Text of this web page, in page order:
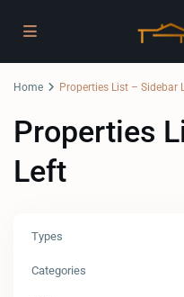
Home Properties List – Sidebar
Properties
Left
Types
Categories